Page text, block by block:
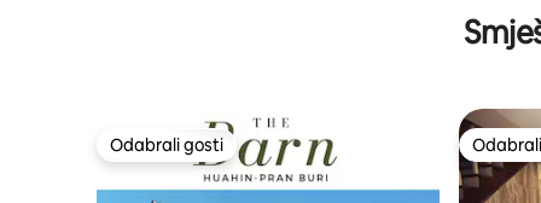
Odabrali gosti
Odabrali gosti